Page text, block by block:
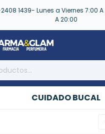
1439- Lunes a Viernes 7:00
A 20:00
CUIDADO BUCAL